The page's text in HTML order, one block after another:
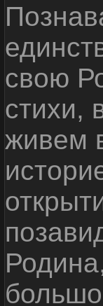
свою
стихи,
живем